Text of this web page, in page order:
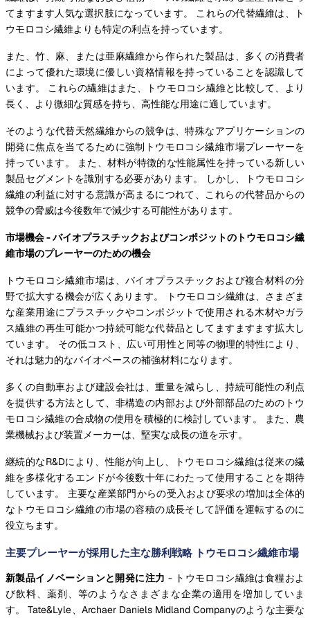
てますます人気な選択肢になっています。 これらの代替繊維は、ト
ウモロコシ繊維よりも特定の利点を持っています。
また、竹、麻、または亜麻繊維から作られた製品は、多くの消費者
によって優れた環境に優しい資格情報を持っていることを認識して
います。 これらの繊維はまた、トウモロコシ繊維と比較して、より
長く、より微細な質感を持ち、高性能な用途に適しています。
そのような代替天然繊維からの競争は、特殊なアプリケーションの
開発に焦点を当てるために強制トウモロコシ繊維市場プレーヤーを
持っています。 また、材料が特徴的な性能属性を持っている新しい
製品セグメントを識別する必要があります。 しかし、トウモロコシ
繊維の利益に対する意識が高まるにつれて、これらの代替品からの
競争の脅威は今後数年で減少する可能性があります。
市場機会 - バイオプラスチックおよびコンポジットのトウモロコシ繊
維市場のプレーヤーのための機会
トウモロコシ繊維市場は、バイオプラスチックおよび複合材料の分
野で拡大する機会が広くあります。 トウモロコシ繊維は、さまざま
な産業用途にプラスチックやコンポジットで使用される木材やガラ
ス繊維の再生可能かつ持続可能な代替品としてますますます拡大し
ています。 その低コスト、広い可用性と同等の物理的特性により、
それは魅力的なバイオベースの補強材料になります。
多くの自動車および建設会社は、重量を減らし、持続可能性の利点
を提供する方法として、非構造の内部および外部部品のためのトウ
モロコシ繊維の合成物の使用を積極的に検討しています。 また、農
業機械および装置メーカーは、堅実な成長の道を示す。
継続的なR&Dにより、性能が向上し、トウモロコシ繊維は従来の繊
維を多様化するエンドが今後数十年にわたって使用することを期待
しています。 主要な産業部門からの受入および要求の増加は全体的
なトウモロコシ繊維の市場の容積の成長そして評価を運転するのに
役立ちます。
主要プレーヤーが採用した主な勝利戦略 トウモロコシ繊維市場
新製品イノベーションと開発に注力 - トウモロコシ繊維は食糧およ
び飲料、薬剤、等のようなさまざまな企業の適用を増加していま
す。 Tate&Lyle、Archaer Daniels Midland Companyのような主要な